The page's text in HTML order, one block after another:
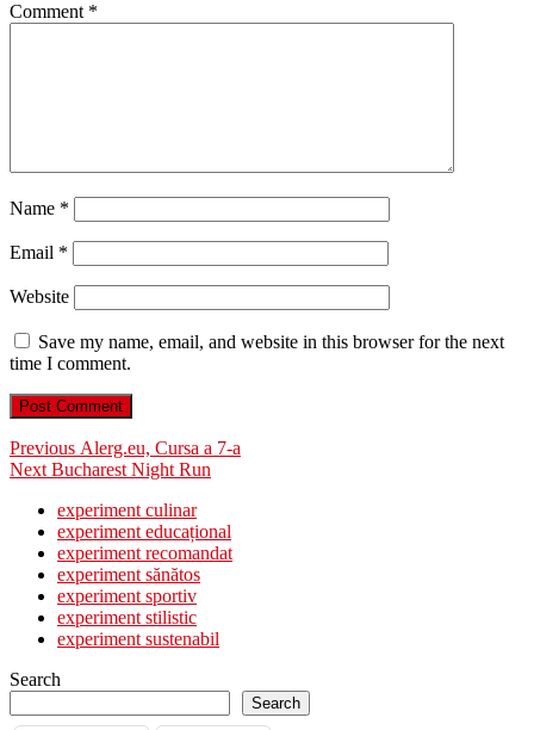
Comment *
Name *
Email *
Website
Save my name, email, and website in this browser for the next
time I comment.
Post
navigation
Previous Previous
post:
Alerg.eu, Cursa a 7-a
Next Next
Bucharest Night Run
experiment culinar
experiment educațional
experiment recomandat
experiment sănătos
experiment sportiv
experiment stilistic
experiment sustenabil
Search
Search